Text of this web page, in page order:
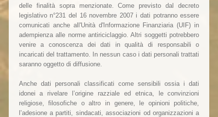
delle finalità sopra menzionate. Come previsto dal decreto
legislativo n°231 del 16 novembre 2007 i dati potranno essere
comunicati anche all'Unità d'Informazione Finanziaria (UIF) in
adempienza alle norme antiriciclaggio. Altri soggetti potrebbero
venire a conoscenza dei dati in qualità di responsabili o
incaricati del trattamento. In nessun caso i dati personali trattati
saranno oggetto di diffusione.
Anche dati personali classificati come sensibili ossia i dati
idonei a rivelare l’origine razziale ed etnica, le convinzioni
religiose, filosofiche o altro in genere, le opinioni politiche,
l’adesione a partiti, sindacati, associazioni od organizzazioni a